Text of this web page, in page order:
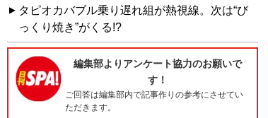
タピオカバブル乗り遅れ組が熱視線。次は“び
っくり焼き”がくる!?